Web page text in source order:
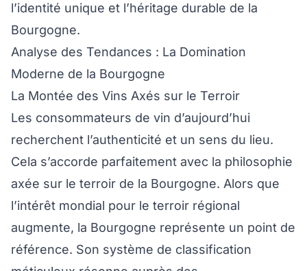
l’identité unique et l’héritage durable de la
Bourgogne.
Analyse des Tendances : La Domination
Moderne de la Bourgogne
La Montée des Vins Axés sur le Terroir
Les consommateurs de vin d’aujourd’hui
recherchent l’authenticité et un sens du lieu.
Cela s’accorde parfaitement avec la philosophie
axée sur le terroir de la Bourgogne. Alors que
l’intérêt mondial pour le terroir régional
augmente, la Bourgogne représente un point de
référence. Son système de classification